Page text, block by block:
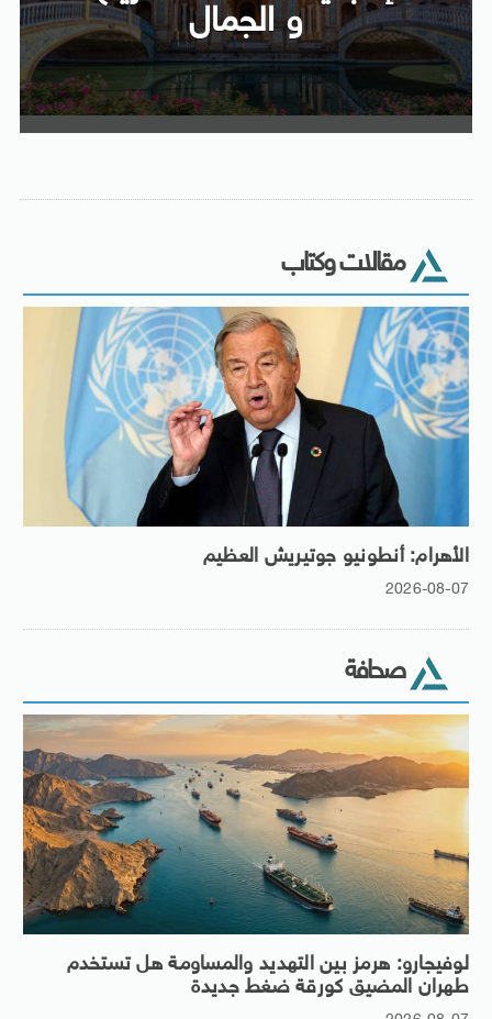
و الجمال
مقالات وكتاب
الأهرام: أنطونيو جوتيريش العظيم
2026-08-07
صحافة
لوفيجارو: هرمز بين التهديد والمساومة هل تستخدم
طهران المضيق كورقة ضغط جديدة